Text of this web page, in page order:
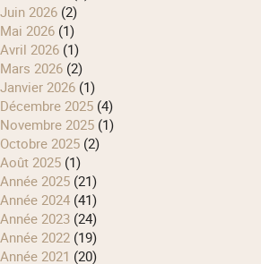
juin 2026(2)
mai 2026(1)
avril 2026(1)
mars 2026(2)
janvier 2026(1)
décembre 2025(4)
novembre 2025(1)
octobre 2025(2)
août 2025(1)
année 2025(21)
année 2024(41)
année 2023(24)
année 2022(19)
année 2021 (20)